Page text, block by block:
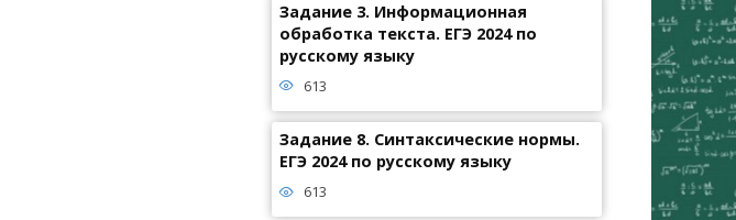
Задание 3. Информационная
обработка текста. ЕГЭ 2024 по
русскому языку
613
Задание 8. Синтаксические нормы.
ЕГЭ 2024 по русскому языку
613